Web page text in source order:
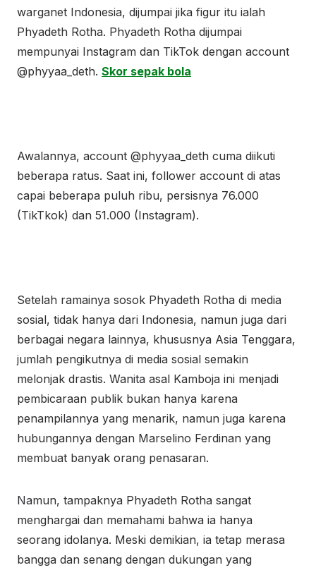
warganet Indonesia, dijumpai jika figur itu ialah
Phyadeth Rotha. Phyadeth Rotha dijumpai
mempunyai Instagram dan TikTok dengan account
@phyyaa_deth. Skor sepak bola
Awalannya, account @phyyaa_deth cuma diikuti
beberapa ratus. Saat ini, follower account di atas
capai beberapa puluh ribu, persisnya 76.000
(TikTkok) dan 51.000 (Instagram).
Setelah ramainya sosok Phyadeth Rotha di media
sosial, tidak hanya dari Indonesia, namun juga dari
berbagai negara lainnya, khususnya Asia Tenggara,
jumlah pengikutnya di media sosial semakin
melonjak drastis. Wanita asal Kamboja ini menjadi
pembicaraan publik bukan hanya karena
penampilannya yang menarik, namun juga karena
hubungannya dengan Marselino Ferdinan yang
membuat banyak orang penasaran.
Namun, tampaknya Phyadeth Rotha sangat
menghargai dan memahami bahwa ia hanya
seorang idolanya. Meski demikian, ia tetap merasa
bangga dan senang dengan dukungan yang